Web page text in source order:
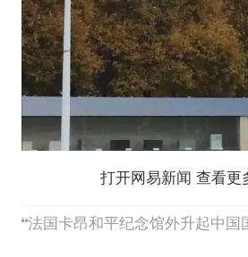
打开网易新闻 查看更
法国卡昂和平纪念馆外升起中国